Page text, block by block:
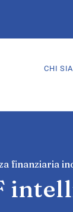
CHI
finanziaria